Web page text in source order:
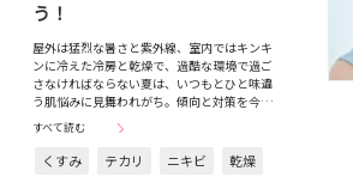
う！
屋外は猛烈な暑さと紫外線、室内ではキンキ
ンに冷えた冷房と乾燥で、過酷な環境で過ご
さなければならない夏は、いつもとひと味違
う肌悩みに見舞われがち。傾向と対策を今…
すべて読む
くすみ テカリ ニキビ 乾燥